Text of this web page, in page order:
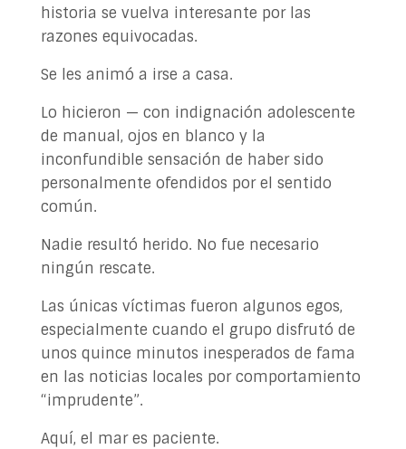
historia se vuelva interesante por las
razones equivocadas.
Se les animó a irse a casa.
Lo hicieron — con indignación adolescente
de manual, ojos en blanco y la
inconfundible sensación de haber sido
personalmente ofendidos por el sentido
común.
Nadie resultó herido. No fue necesario
ningún rescate.
Las únicas víctimas fueron algunos egos,
especialmente cuando el grupo disfrutó de
unos quince minutos inesperados de fama
en las noticias locales por comportamiento
“imprudente”.
Aquí, el mar es paciente.